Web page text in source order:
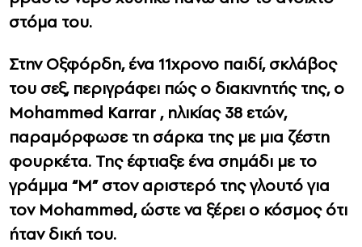
στόμα του.
Στην Οξφόρδη, ένα 11χρονο παιδί, σκλάβος
του σεξ, περιγράφει πώς ο διακινητής της, ο
Mohammed Karrar, ηλικίας 38 ετών,
παραμόρφωσε τη σάρκα της με μια ζέστη
φουρκέτα. Της έφτιαξε ένα σημάδι με το
γράμμα “Μ” στον αριστερό της γλουτό για
τον Mohammed, ώστε να ξέρει ο κόσμος ότι
ήταν δική του.